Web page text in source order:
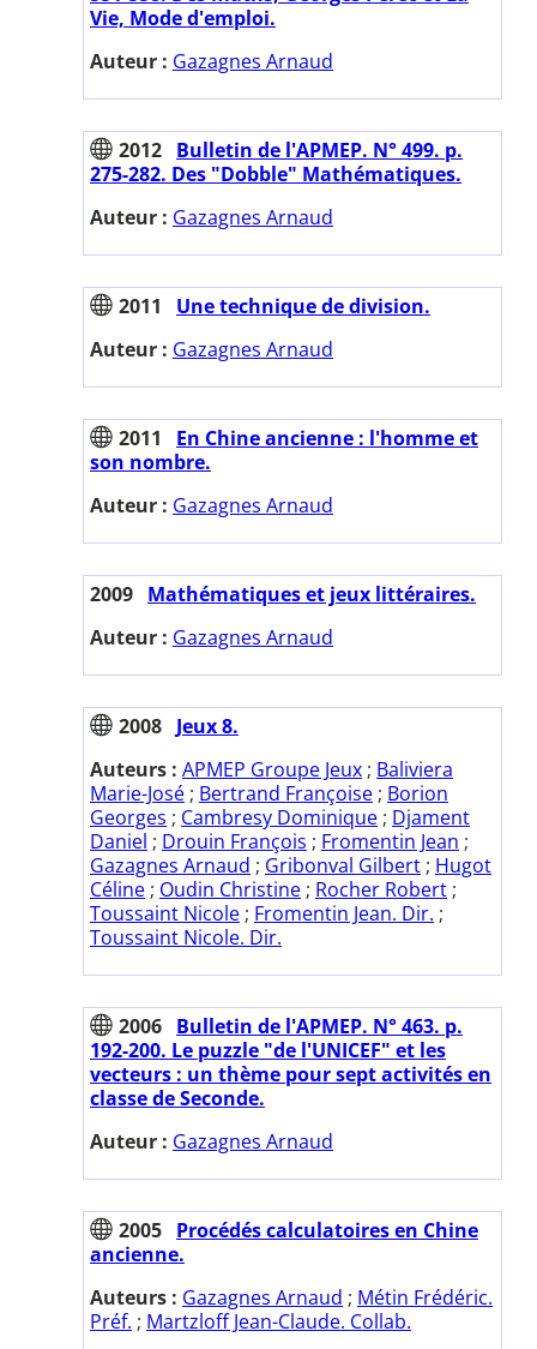
Vie, Mode d'emploi.
Auteur : Gazagnes Arnaud
2012 Bulletin de l'APMEP. N° 499. p.
275-282. Des "Dobble" Mathématiques.
Auteur : Gazagnes Arnaud
2011
Une technique de division.
Auteur : Gazagnes Arnaud
2011
En Chine ancienne : l'homme et
son nombre.
Auteur : Gazagnes Arnaud
2009 Mathématiques et jeux littéraires.
Auteur : Gazagnes Arnaud
2008 Jeux 8.
Auteurs : APMEP Groupe Jeux ; Baliviera
Marie-José ; Bertrand Françoise ; Borion
Georges ; Cambresy Dominique ; Djament
Daniel ; Drouin François ; Fromentin Jean ;
Gazagnes Arnaud ; Gribonval Gilbert ; Hugot
Céline ; Oudin Christine ; Rocher Robert ;
Toussaint Nicole ; Fromentin Jean. Dir. ;
Toussaint Nicole. Dir.
2006 Bulletin de l'APMEP. N° 463. p.
192-200. Le puzzle "de l'UNICEF" et les
vecteurs : un thème pour sept activités en
classe de Seconde.
Auteur : Gazagnes Arnaud
2005 Procédés calculatoires en Chine
ancienne.
Auteurs : Gazagnes Arnaud ; Métin Frédéric.
Préf. ; Martzloff Jean-Claude. Collab.